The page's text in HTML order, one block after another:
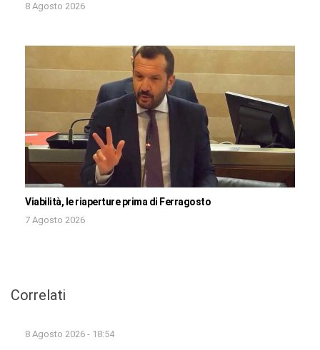
8 Agosto 2026
Viabilità, le riaperture prima di Ferragosto
7 Agosto 2026
Correlati
8 Agosto 2026 - 18:54